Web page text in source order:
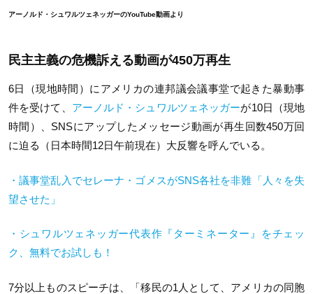
アーノルド・シュワルツェネッガーのYouTube動画より
民主主義の危機訴える動画が450万再生
6日（現地時間）にアメリカの連邦議会議事堂で起きた暴動事
件を受けて、 アーノルド・シュワルツェネッガーが10日（現地
時間）、SNSにアップしたメッセージ動画が再生回数450万回
に迫る（日本時間12日午前現在）大反響を呼んでいる。
・議事堂乱入でセレーナ・ゴメスがSNS各社を非難「人々を失
望させた」
・シュワルツェネッガー代表作『ターミネーター』をチェッ
ク、無料でお試しも！
7分以上ものスピーチは、「移民の1人として、アメリカの同胞